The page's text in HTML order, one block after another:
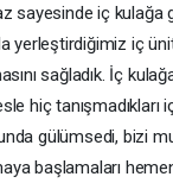
sayesinde iç kulağa
yerleştirdiğimiz iç
sağladık. İç
hiç
gülümsedi, bizi
başlamaları